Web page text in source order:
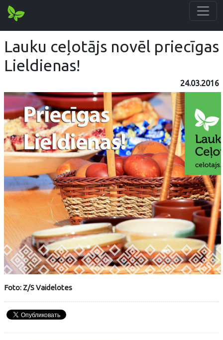
Lauku ceļotājs novēl priecīgas
Lieldienas!
24.03.2016
Foto: Z/S Vaidelotes